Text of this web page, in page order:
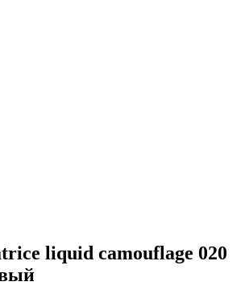
liquid camouflage 020